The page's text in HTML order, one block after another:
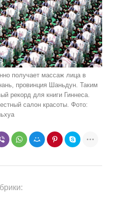
получает массаж лица в
провинция Шаньдун. Таким
рекорд для книги Гиннеса.
салон красоты. Фото: